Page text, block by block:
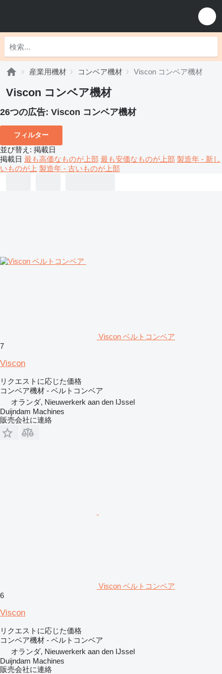
産業用機材 コンベア機材 Viscon コンベア機材
Viscon コンベア機材
26つの広告: Viscon コンベア機材
フィルター
並び替え : 掲載日
掲載日 最も高価なものが上部 最も安価なものが上部 製造年 - 新し
いものが上 製造年 - 古いものが上部
Viscon ベルトコンベア
7
Viscon
リクエストに応じた価格
コンベア機材 - ベルトコンベア
オランダ, Nieuwerkerk aan den IJssel
Duijndam Machines
販売会社に連絡
Viscon ベルトコンベア
6
Viscon
リクエストに応じた価格
コンベア機材 - ベルトコンベア
オランダ, Nieuwerkerk aan den IJssel
Duijndam Machines
販売会社に連絡